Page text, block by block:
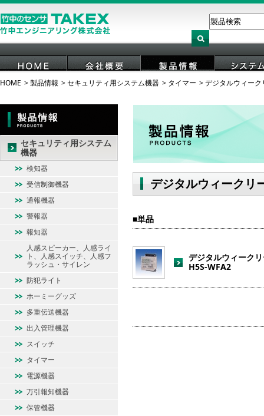
HOME 会社概要 製品情報 システ
HOME 製品情報 セキュリティ用システム機器 タイマー デジタルウィー
デジタルウィークリ
単品
デジタルウィーク
H5S-WFA2
セキュリティ用システム
機器
検知器
受信制御機器
通報機器
警報器
報知器
人感スピーカー、人感ライ
ト、人感スイッチ、人感フ
ラッシュ・サイレン
防犯ライト
ホーミーグッズ
多重伝送機器
出入管理機器
スイッチ
タイマー
電源機器
万引報知機器
保管機器